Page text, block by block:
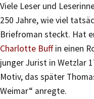
Viele Leser und
250 Jahre, wie viel
Briefroman steckt. Hat
Charlotte Buffin einen
junger Jurist in Wetzlar
Motiv, das später
Weimar“ anregte.